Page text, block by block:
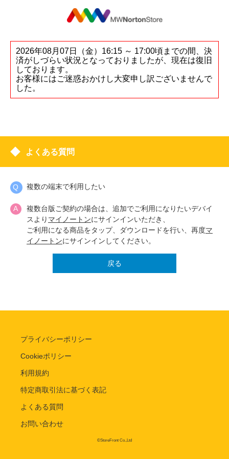
2026年08月07日（金）16:15 ～ 17:00頃までの間、決
済がしづらい状況となっておりましたが、現在は復旧
しております。
お客様にはご迷惑おかけし大変申し訳ございませんで
した。
よくある質問
複数の端末で利用したい
複数台版ご契約の場合は、追加でご利用になりたいデバイ
スより マイノートンにサインインいただき、
ご利用になる商品をタップ、ダウンロードを行い、再度マ
イノートンにサインインしてください。
戻る
プライバシーポリシー
Cookieポリシー
利用規約
特定商取引法に基づく表記
よくある質問
お問い合わせ
©StoreFront Co.,Ltd